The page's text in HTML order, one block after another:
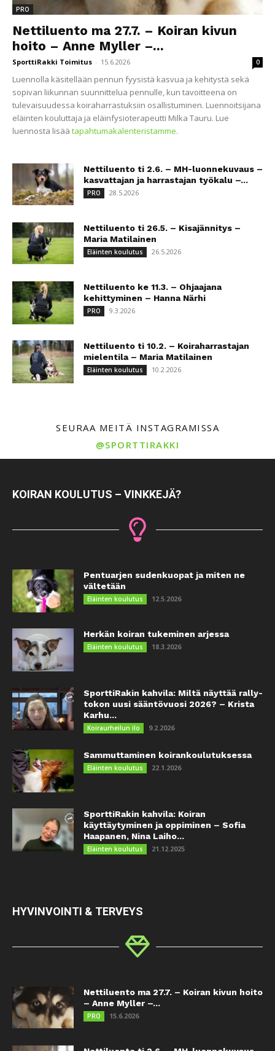
PRO
Nettiluento ma 27.7. – Koiran kivun
hoito – Anne Myller –...
SporttiRakki Toimitus - 15.6.2026 0
Luennolla käsitellään pennun fyysistä kasvua ja kehitystä sekä
sopivan liikunnan suunnittelua pennulle, kun tavoitteena on
tulevaisuudessa koiraharrastuksiin osallistuminen. Luennoitsijana
eläinten kouluttaja ja eläinfysioterapeutti Milka Tauru. Lue
luennosta lisää tapahtumakalenteristamme.
Nettiluento ti 2.6. – MH-luonnekuvaus –
kasvattajan ja harrastajan työkalu –...
PRO 28.5.2026
Nettiluento ti 26.5. – Kisajännitys –
Maria Matilainen
Eläinten koulutus 26.5.2026
Nettiluento ke 11.3. – Ohjaajana
kehittyminen – Hanna Närhi
PRO 9.3.2026
Nettiluento ti 10.2. – Koiraharrastajan
mielentila – Maria Matilainen
Eläinten koulutus 10.2.2026
SEURAA MEITÄ INSTAGRAMISSA
@SPORTTIRAKKI
KOIRAN KOULUTUS – VINKKEJÄ?
Pentuarjen sudenkuopat ja miten ne
vältetään
Eläinten koulutus 12.5.2026
Herkän koiran tukeminen arjessa
Eläinten koulutus 18.3.2026
SporttiRakin kahvila: Miltä näyttää rally-
tokon uusi sääntövuosi 2026? – Krista
Karhu...
Koiraurheilun ilo 9.2.2026
Sammuttaminen koirankoulutuksessa
Eläinten koulutus 22.1.2026
SporttiRakin kahvila: Koiran
käyttäytyminen ja oppiminen – Sofia
Haapanen, Nina Laiho...
Eläinten koulutus 21.12.2025
HYVINVOINTI & TERVEYS
Nettiluento ma 27.7. – Koiran kivun hoito
– Anne Myller –...
PRO 15.6.2026